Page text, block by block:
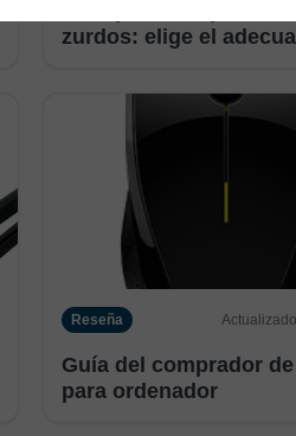
zurdos: elige el
Reseña
Guía del comprador
para ordenador